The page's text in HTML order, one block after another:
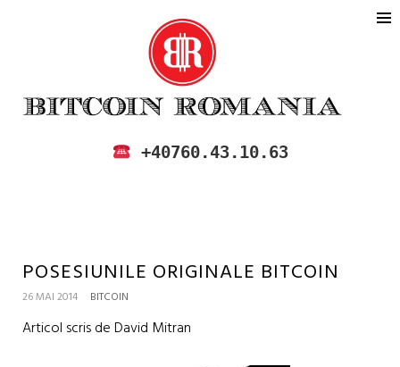
BITCOIN ROMANIA
CUMPARA SI VINDE BITCOIN IN
+40760.43.10.63
POSESIUNILE ORIGINALE BITCOIN
26 MAI 2014 BITCOIN
Articol scris de David Mitran